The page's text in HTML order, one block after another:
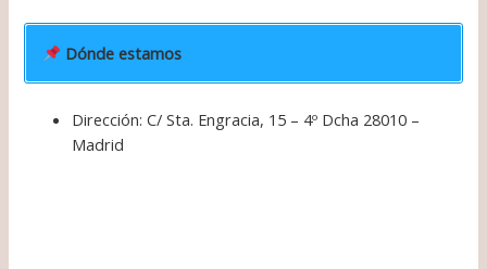
Dónde estamos
Dirección: C/ Sta. Engracia, 15 – 4º Dcha 28010 –
Madrid